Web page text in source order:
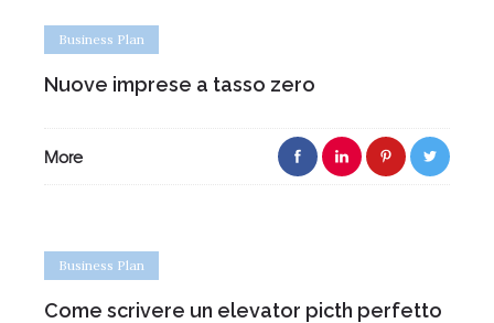
Business Plan
Nuove imprese a tasso zero
More
Business Plan
Come scrivere un elevator picth perfetto